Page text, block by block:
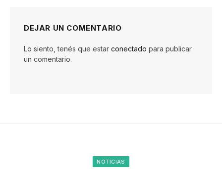
DEJAR UN COMENTARIO
Lo siento, tenés que estar conectado para publicar
un comentario.
NOTICIAS